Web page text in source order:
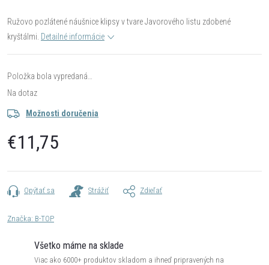
Ružovo pozlátené náušnice klipsy v tvare Javorového listu zdobené
kryštálmi. Detailné informácie
Položka bola vypredaná…
Na dotaz
Možnosti doručenia
€11,75
cena:
Opýtať sa Strážiť Zdieľať
Značka: B-TOP
Všetko máme na sklade
Viac ako 6000+ produktov skladom a ihneď pripravených na